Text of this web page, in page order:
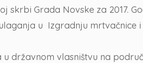
Grada Novske za 2017.
u Izgradnju
vlasništvu na